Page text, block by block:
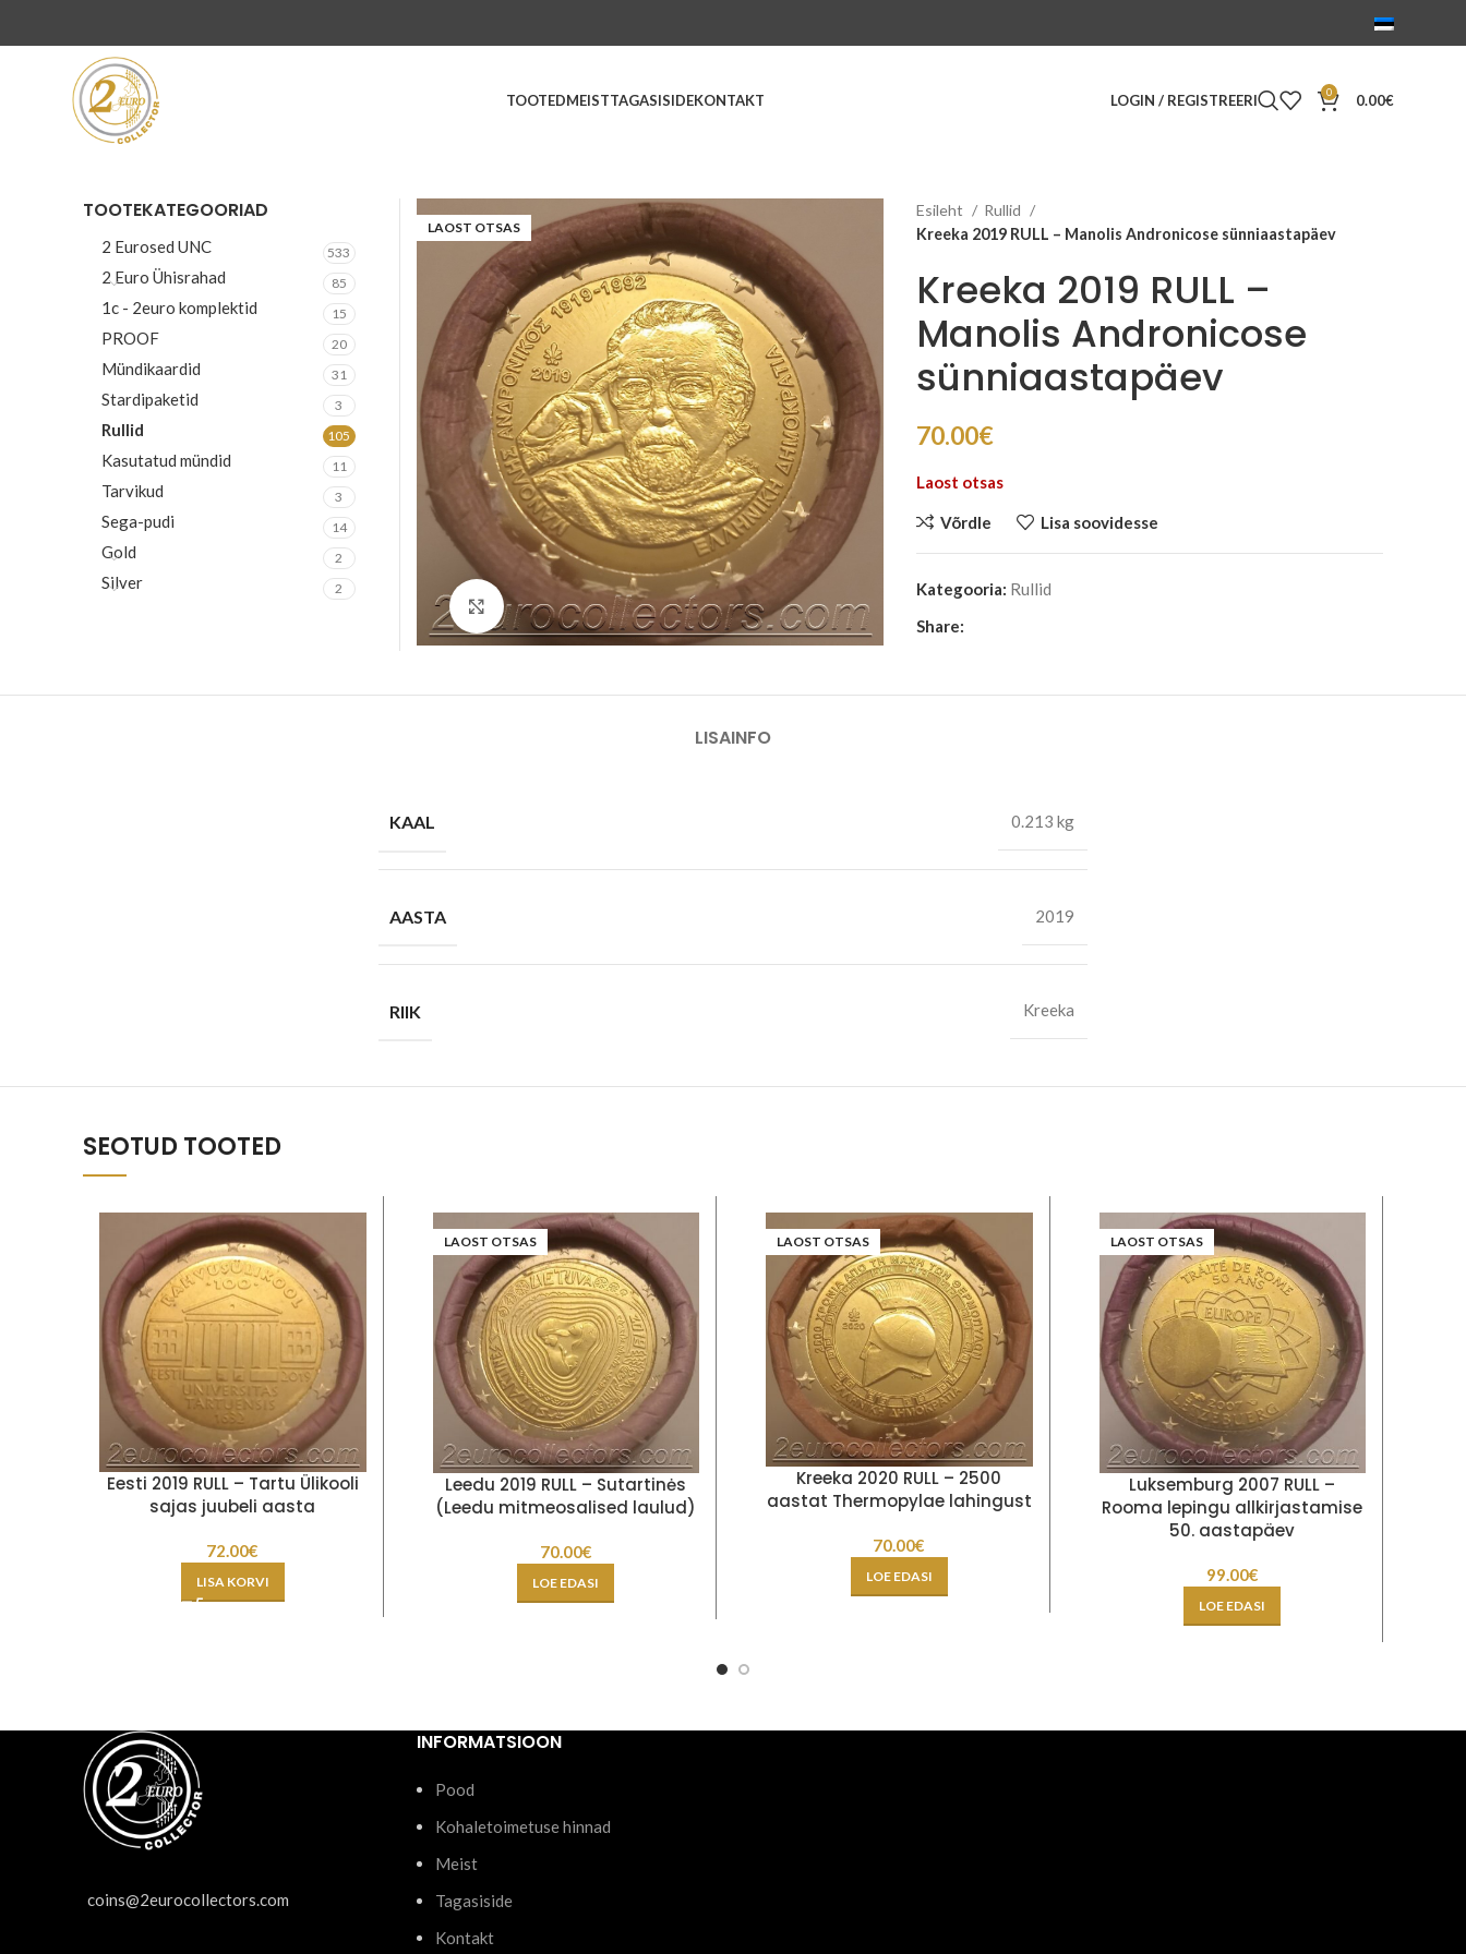
TOOTEDMEISTTAGASISIDEKONTAKT LOGIN / REGISTREERI 0 0.00€
LAOST OTSAS
Suurenda
Esileht
Rullid
Kreeka 2019 RULL – Manolis Andronicose sünniaastapäev
Kreeka 2019 RULL –
Manolis Andronicose
sünniaastapäev
70.00€
Laost otsas
Võrdle Lisa soovidesse
Kategooria: Rullid
Share:
TOOTEKATEGOORIAD
2 Eurosed UNC 533
2 Euro Ühisrahad 85
1c - 2euro komplektid 15
PROOF 20
Mündikaardid 31
Stardipaketid 3
Rullid 105
Kasutatud mündid 11
Tarvikud 3
Sega-pudi 14
Gold 2
Silver 2
LISAINFO
KAAL 0.213 kg
AASTA 2019
RIIK Kreeka
SEOTUD TOOTED
Eesti 2019 RULL – Tartu Ülikooli
sajas juubeli aasta
72.00€
LISA KORVI
LAOST OTSAS
Leedu 2019 RULL – Sutartinės
(Leedu mitmeosalised laulud)
70.00€
LOE EDASI
LAOST OTSAS
Kreeka 2020 RULL – 2500
aastat Thermopylae lahingust
70.00€
LOE EDASI
LAOST OTSAS
Luksemburg 2007 RULL –
Rooma lepingu allkirjastamise
50. aastapäev
99.00€
LOE EDASI
coins@2eurocollectors.com
INFORMATSIOON
Pood
Kohaletoimetuse hinnad
Meist
Tagasiside
Kontakt